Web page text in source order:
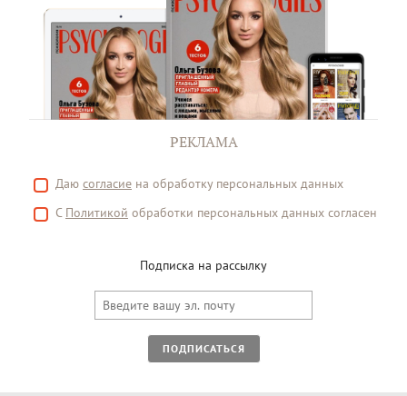
РЕКЛАМА
Даю согласие на обработку персональных данных
С Политикой обработки персональных данных согласен
Подписка на рассылку
ПОДПИСАТЬСЯ